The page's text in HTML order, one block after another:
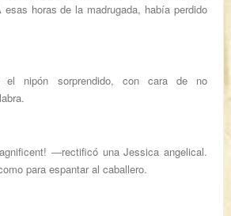
horas de la madrugada, había perdido
el nipón sorprendido, con cara de no
―rectificó una Jessica angelical.
para espantar al caballero.